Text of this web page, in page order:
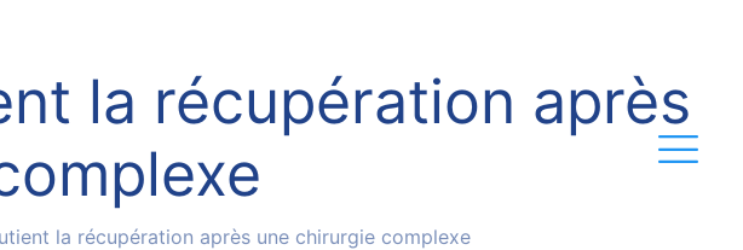
la récupération après
la récupération après une chirurgie complexe